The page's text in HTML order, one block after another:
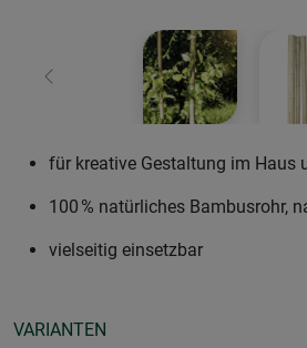
Zurück
für kreative Gestaltung im Haus
100 % natürliches Bambusrohr,
vielseitig einsetzbar
VARIANTEN